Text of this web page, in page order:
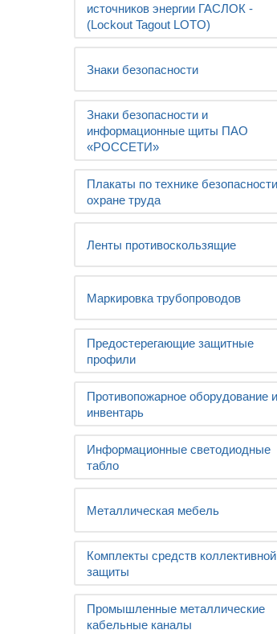
источников энергии ГАСЛОК -
(Lockout Tagout LOTO)
Знаки безопасности
Знаки безопасности и
информационные щиты ПАО
«РОССЕТИ»
Плакаты по технике
охране труда
Ленты противоскользящие
Маркировка трубопроводов
Предостерегающие защитные
профили
Противопожарное оборудование и
инвентарь
Информационные светодиодные
табло
Металлическая мебель
Комплекты средств коллективной
защиты
Промышленные металлические
кабельные каналы